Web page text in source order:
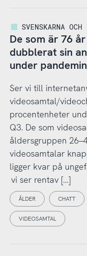
SVENSKARNA
De som är 76
dubblerat sin
under pandemin
Ser vi till
videosamtal/
procentenheter
Q3. De som
åldersgruppen
videosamtalar
ligger kvar på
vi ser rentav […]
ÅLDER CHATT
VIDEOSAMTAL